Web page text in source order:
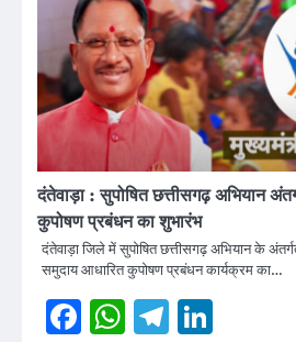
दंतेवाड़ा : सुपोषित छत्तीसगढ़ अभियान
कुपोषण प्रबंधन का शुभारंभ
दंतेवाड़ा जिले में सुपोषित छत्तीसगढ़ अभियान के
समुदाय आधारित कुपोषण प्रबंधन कार्यक्रम का…
Facebook
WhatsApp